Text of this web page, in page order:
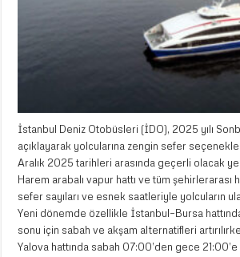
İstanbul Deniz Otobüsleri (İDO), 2025 yılı
açıklayarak yolcularına zengin sefer
Aralık 2025 tarihleri arasında geçerli olacak
Harem arabalı vapur hattı ve tüm şehirlerarası
sefer sayıları ve esnek saatleriyle yolcuların
Yeni dönemde özellikle İstanbul–Bursa
sonu için sabah ve akşam alternatifleri
Yalova hattında sabah 07:00’den gece 21:00’e